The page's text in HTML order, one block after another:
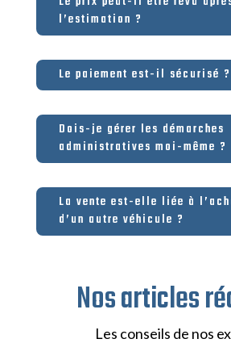
l’estimation ?
Le paiement est-il sécurisé ?
Dois-je gérer les démarches
administratives moi-même ?
La vente est-elle liée à
d’un autre véhicule ?
Nos articles
Les conseils de nos